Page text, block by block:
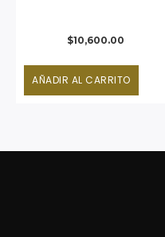
$10,600.00
AÑADIR AL CARRITO